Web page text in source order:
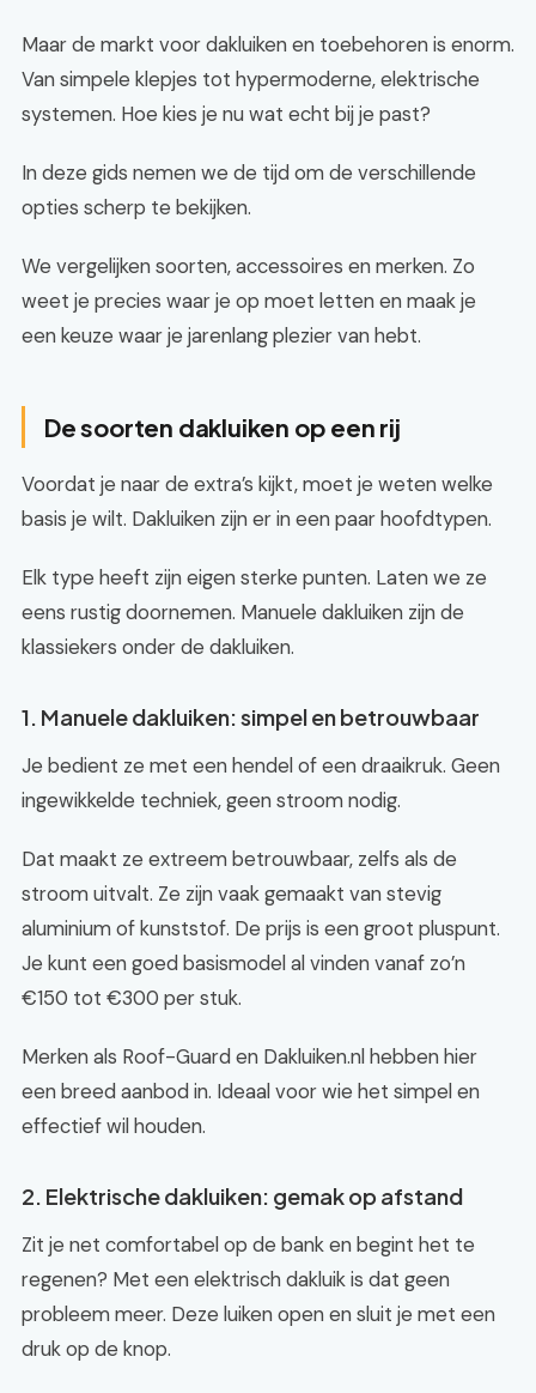
Maar de markt voor dakluiken en toebehoren is enorm.
Van simpele klepjes tot hypermoderne, elektrische
systemen. Hoe kies je nu wat echt bij je past?
In deze gids nemen we de tijd om de verschillende
opties scherp te bekijken.
We vergelijken soorten, accessoires en merken. Zo
weet je precies waar je op moet letten en maak je
een keuze waar je jarenlang plezier van hebt.
De soorten dakluiken op een rij
Voordat je naar de extra’s kijkt, moet je weten welke
basis je wilt. Dakluiken zijn er in een paar hoofdtypen.
Elk type heeft zijn eigen sterke punten. Laten we ze
eens rustig doornemen. Manuele dakluiken zijn de
klassiekers onder de dakluiken.
1. Manuele dakluiken: simpel en betrouwbaar
Je bedient ze met een hendel of een draaikruk. Geen
ingewikkelde techniek, geen stroom nodig.
Dat maakt ze extreem betrouwbaar, zelfs als de
stroom uitvalt. Ze zijn vaak gemaakt van stevig
aluminium of kunststof. De prijs is een groot pluspunt.
Je kunt een goed basismodel al vinden vanaf zo’n
€150 tot €300 per stuk.
Merken als Roof-Guard en Dakluiken.nl hebben hier
een breed aanbod in. Ideaal voor wie het simpel en
effectief wil houden.
2. Elektrische dakluiken: gemak op afstand
Zit je net comfortabel op de bank en begint het te
regenen? Met een elektrisch dakluik is dat geen
probleem meer. Deze luiken open en sluit je met een
druk op de knop.